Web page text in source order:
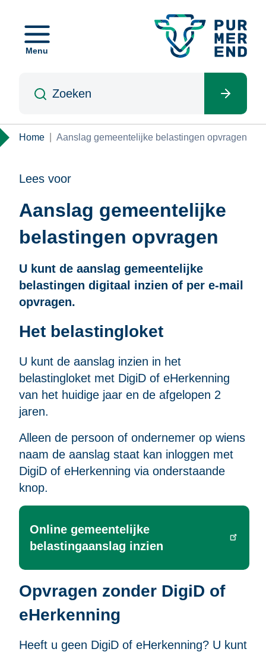
naarMenu
Kruimelpad
Home Aanslag gemeentelijke belastingen opvragen
Lees voor
Aanslag gemeentelijke
belastingen opvragen
U kunt de aanslag gemeentelijke
belastingen digitaal inzien of per e-mail
opvragen.
Het belastingloket
U kunt de aanslag inzien in het
belastingloket met DigiD of eHerkenning
van het huidige jaar en de afgelopen 2
jaren.
Alleen de persoon of ondernemer op wiens
naam de aanslag staat kan inloggen met
DigiD of eHerkenning via onderstaande
knop.
Online gemeentelijke
belastingaanslag inzien
Opvragen zonder DigiD of
eHerkenning
Heeft u geen DigiD of eHerkenning? U kunt